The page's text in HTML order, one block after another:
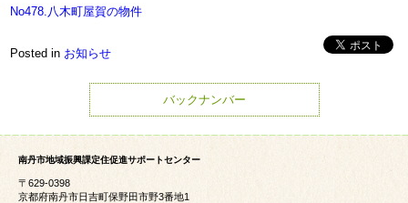
No478.八木町屋賀の物件
Posted in お知らせ
バックナンバー
南丹市地域振興課定住促進サポートセンター
〒629-0398
京都府南丹市日吉町保野田市野3番地1